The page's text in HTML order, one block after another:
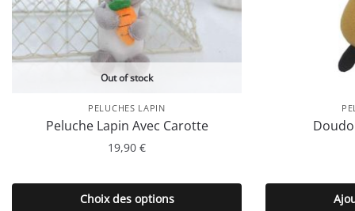
Out of stock
PELUCHES LAPIN
Peluche Lapin Avec Carotte
19,90 €
Choix des options
produit